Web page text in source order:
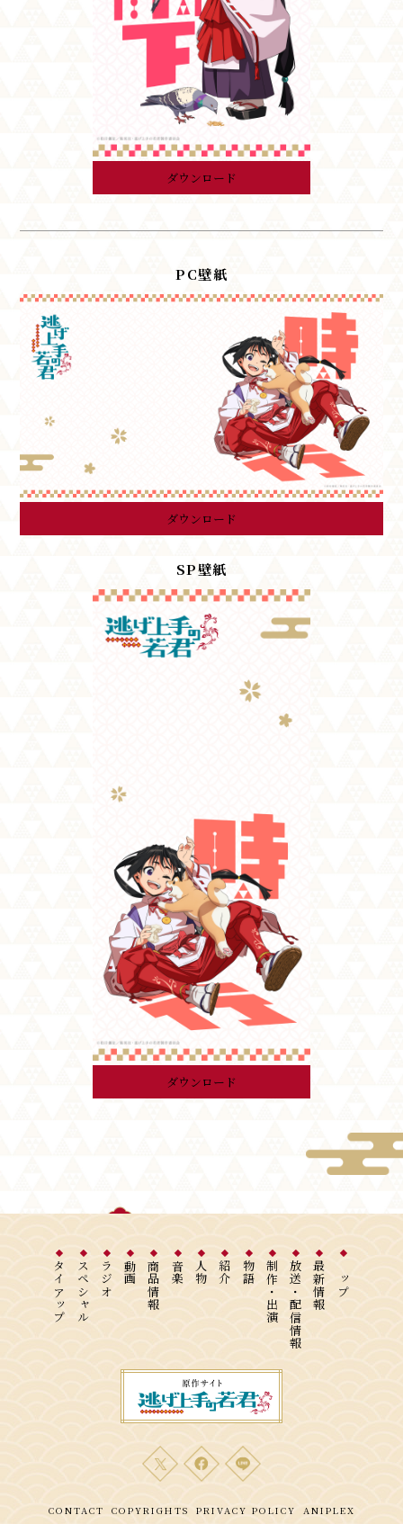
ダウンロード
PC壁紙
ダウンロード
SP壁紙
ダウンロード
CONTACT COPYRIGHTS PRIVACY POLICY ANIPLEX
トップ
最新情報
放送・配信情報
制作・出演
物語
紹介
人物
音楽
商品情報
動画
ラジオ
スペシャル
タイアップ